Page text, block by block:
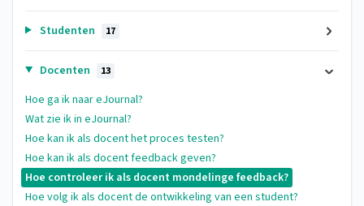
Studenten 17
Docenten 13
Hoe ga ik naar eJournal?
Wat zie ik in eJournal?
Hoe kan ik als docent het proces testen?
Hoe kan ik als docent feedback geven?
Hoe controleer ik als docent mondelinge feedback?
Hoe volg ik als docent de ontwikkeling van een student?